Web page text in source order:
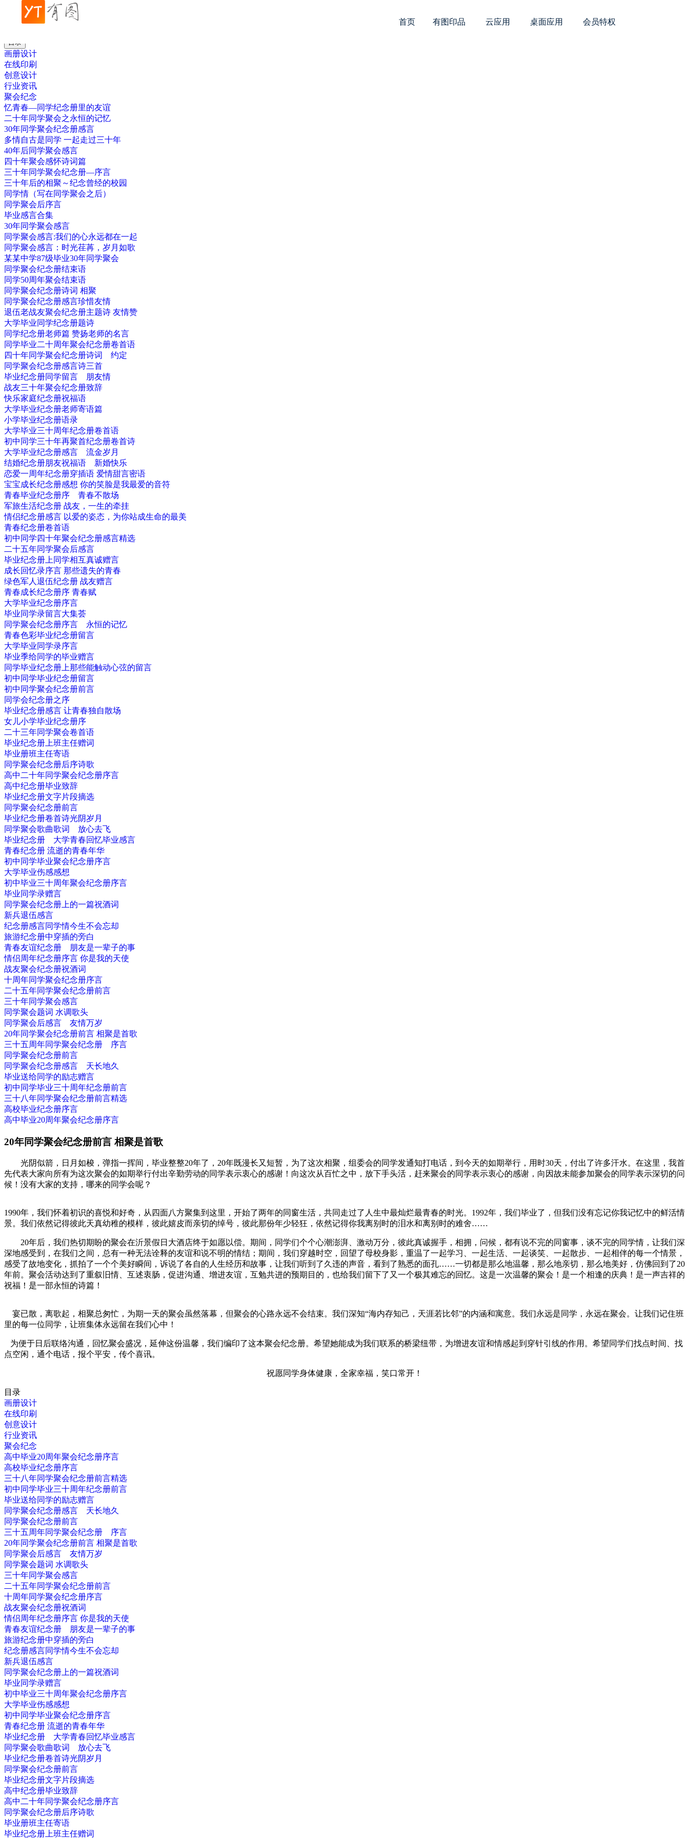
首页 有图印品 云应用 桌面应用 会员特权
帮助中心
聚会纪念
目录
画册设计
在线印刷
创意设计
行业资讯
聚会纪念
忆青春—同学纪念册里的友谊
二十年同学聚会之永恒的记忆
30年同学聚会纪念册感言
多情自古是同学 一起走过三十年
40年后同学聚会感言
四十年聚会感怀诗词篇
三十年同学聚会纪念册—序言
三十年后的相聚～纪念曾经的校园
同学情（写在同学聚会之后）
同学聚会后序言
毕业感言合集
30年同学聚会感言
同学聚会感言:我们的心永远都在一起
同学聚会感言：时光荏苒，岁月如歌
某某中学87级毕业30年同学聚会
同学聚会纪念册结束语
同学50周年聚会结束语
同学聚会纪念册诗词 相聚
同学聚会纪念册感言珍惜友情
退伍老战友聚会纪念册主题诗 友情赞
大学毕业同学纪念册题诗
同学纪念册老师篇 赞扬老师的名言
同学毕业二十周年聚会纪念册卷首语
四十年同学聚会纪念册诗词 约定
同学聚会纪念册感言诗三首
毕业纪念册同学留言 朋友情
战友三十年聚会纪念册致辞
快乐家庭纪念册祝福语
大学毕业纪念册老师寄语篇
小学毕业纪念册语录
大学毕业三十周年纪念册卷首语
初中同学三十年再聚首纪念册卷首诗
大学毕业纪念册感言 流金岁月
结婚纪念册朋友祝福语 新婚快乐
恋爱一周年纪念册穿插语 爱情甜言密语
宝宝成长纪念册感想 你的笑脸是我最爱的音符
青春毕业纪念册序 青春不散场
军旅生活纪念册 战友，一生的牵挂
情侣纪念册感言 以爱的姿态，为你站成生命的最美
青春纪念册卷首语
初中同学四十年聚会纪念册感言精选
二十五年同学聚会后感言
毕业纪念册上同学相互真诚赠言
成长回忆录序言 那些遗失的青春
绿色军人退伍纪念册 战友赠言
青春成长纪念册序 青春赋
大学毕业纪念册序言
毕业同学录留言大集荟
同学聚会纪念册序言 永恒的记忆
青春色彩毕业纪念册留言
大学毕业同学录序言
毕业季给同学的毕业赠言
同学毕业纪念册上那些能触动心弦的留言
初中同学毕业纪念册留言
初中同学聚会纪念册前言
同学会纪念册之序
毕业纪念册感言 让青春独自散场
女儿小学毕业纪念册序
二十三年同学聚会卷首语
毕业纪念册上班主任赠词
毕业册班主任寄语
同学聚会纪念册后序诗歌
高中二十年同学聚会纪念册序言
高中纪念册毕业致辞
毕业纪念册文字片段摘选
同学聚会纪念册前言
毕业纪念册卷首诗光阴岁月
同学聚会歌曲歌词 放心去飞
毕业纪念册 大学青春回忆毕业感言
青春纪念册 流逝的青春年华
初中同学毕业聚会纪念册序言
大学毕业伤感感想
初中毕业三十周年聚会纪念册序言
毕业同学录赠言
同学聚会纪念册上的一篇祝酒词
新兵退伍感言
纪念册感言同学情今生不会忘却
旅游纪念册中穿插的旁白
青春友谊纪念册 朋友是一辈子的事
情侣周年纪念册序言 你是我的天使
战友聚会纪念册祝酒词
十周年同学聚会纪念册序言
二十五年同学聚会纪念册前言
三十年同学聚会感言
同学聚会题词 水调歌头
同学聚会后感言 友情万岁
20年同学聚会纪念册前言 相聚是首歌
三十五周年同学聚会纪念册 序言
同学聚会纪念册前言
同学聚会纪念册感言 天长地久
毕业送给同学的励志赠言
初中同学毕业三十周年纪念册前言
三十八年同学聚会纪念册前言精选
高校毕业纪念册序言
高中毕业20周年聚会纪念册序言
20年同学聚会纪念册前言 相聚是首歌
光阴似箭，日月如梭，弹指一挥间，毕业整整20年了，20年既漫长又短暂，为了这次相聚，组委会的同学发通知打电话，到今天的如期举行，用时30天，付出了许多汗水。在这里，我首
先代表大家向所有为这次聚会的如期举行付出辛勤劳动的同学表示衷心的感谢！向这次从百忙之中，放下手头活，赶来聚会的同学表示衷心的感谢，向因故未能参加聚会的同学表示深切的问
候！没有大家的支持，哪来的同学会呢？
1990年，我们怀着初识的喜悦和好奇，从四面八方聚集到这里，开始了两年的同窗生活，共同走过了人生中最灿烂最青春的时光。1992年，我们毕业了，但我们没有忘记你我记忆中的鲜活情
景。我们依然记得彼此天真幼稚的模样，彼此嬉皮而亲切的绰号，彼此那份年少轻狂，依然记得你我离别时的泪水和离别时的难舍……
20年后，我们热切期盼的聚会在沂景假日大酒店终于如愿以偿。期间，同学们个个心潮澎湃、激动万分，彼此真诚握手，相拥，问候，都有说不完的同窗事，谈不完的同学情，让我们深
深地感受到，在我们之间，总有一种无法诠释的友谊和说不明的情结；期间，我们穿越时空，回望了母校身影，重温了一起学习、一起生活、一起谈笑、一起散步、一起相伴的每一个情景，
感受了故地变化，抓拍了一个个美好瞬间，诉说了各自的人生经历和故事，让我们听到了久违的声音，看到了熟悉的面孔……一切都是那么地温馨，那么地亲切，那么地美好，仿佛回到了20
年前。聚会活动达到了重叙旧情、互述衷肠，促进沟通、增进友谊，互勉共进的预期目的，也给我们留下了又一个极其难忘的回忆。这是一次温馨的聚会！是一个相逢的庆典！是一声吉祥的
祝福！是一部永恒的诗篇！
宴已散，离歌起，相聚总匆忙，为期一天的聚会虽然落幕，但聚会的心路永远不会结束。我们深知“海内存知己，天涯若比邻”的内涵和寓意。我们永远是同学，永远在聚会。让我们记住班
里的每一位同学，让班集体永远留在我们心中！
为便于日后联络沟通，回忆聚会盛况，延伸这份温馨，我们编印了这本聚会纪念册。希望她能成为我们联系的桥梁纽带，为增进友谊和情感起到穿针引线的作用。希望同学们找点时间、找
点空闲，通个电话，报个平安，传个喜讯。
祝愿同学身体健康，全家幸福，笑口常开！
目录
画册设计
在线印刷
创意设计
行业资讯
聚会纪念
高中毕业20周年聚会纪念册序言
高校毕业纪念册序言
三十八年同学聚会纪念册前言精选
初中同学毕业三十周年纪念册前言
毕业送给同学的励志赠言
同学聚会纪念册感言 天长地久
同学聚会纪念册前言
三十五周年同学聚会纪念册 序言
20年同学聚会纪念册前言 相聚是首歌
同学聚会后感言 友情万岁
同学聚会题词 水调歌头
三十年同学聚会感言
二十五年同学聚会纪念册前言
十周年同学聚会纪念册序言
战友聚会纪念册祝酒词
情侣周年纪念册序言 你是我的天使
青春友谊纪念册 朋友是一辈子的事
旅游纪念册中穿插的旁白
纪念册感言同学情今生不会忘却
新兵退伍感言
同学聚会纪念册上的一篇祝酒词
毕业同学录赠言
初中毕业三十周年聚会纪念册序言
大学毕业伤感感想
初中同学毕业聚会纪念册序言
青春纪念册 流逝的青春年华
毕业纪念册 大学青春回忆毕业感言
同学聚会歌曲歌词 放心去飞
毕业纪念册卷首诗光阴岁月
同学聚会纪念册前言
毕业纪念册文字片段摘选
高中纪念册毕业致辞
高中二十年同学聚会纪念册序言
同学聚会纪念册后序诗歌
毕业册班主任寄语
毕业纪念册上班主任赠词